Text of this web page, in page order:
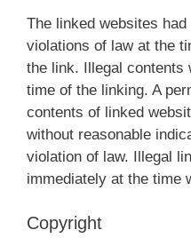
The linked websites
violations of law at the
the link. Illegal contents
time of the linking. A
contents of linked
without reasonable
violation of law. Illegal
immediately at the time
Copyright